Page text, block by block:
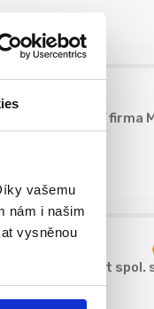
vašemu
nám i našim
vysněnou
Stavební firma
ICE invest spol.